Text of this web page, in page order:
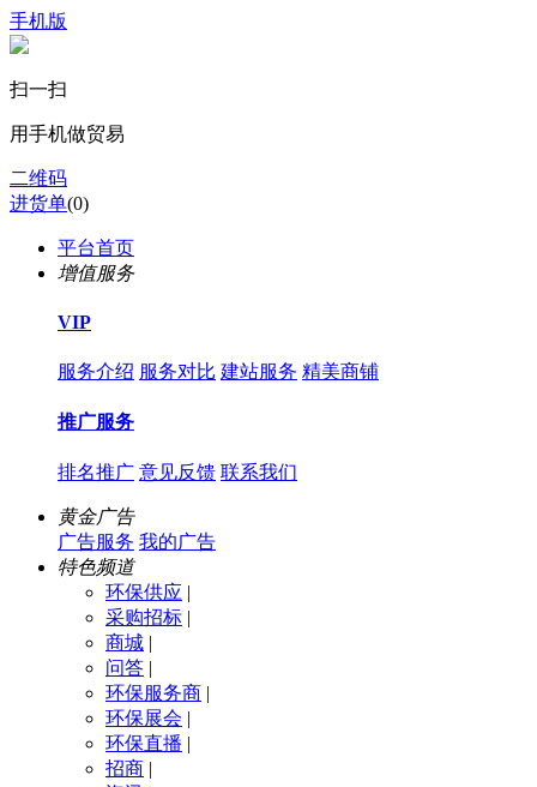
手机版
扫一扫
用手机做贸易
二维码
进货单(0)
平台首页
增值服务
VIP
服务介绍 服务对比 建站服务 精美商铺
推广服务
排名推广 意见反馈 联系我们
黄金广告
广告服务 我的广告
特色频道
环保供应 |
采购招标 |
商城 |
问答 |
环保服务商 |
环保展会 |
环保直播 |
招商 |